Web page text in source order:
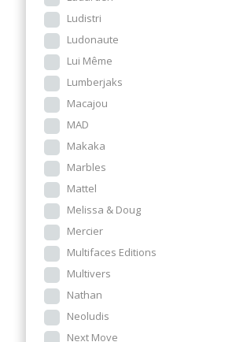
Ludistri
Ludonaute
Lui Même
Lumberjaks
Macajou
MAD
Makaka
Marbles
Mattel
Melissa & Doug
Mercier
Multifaces Editions
Multivers
Nathan
Neoludis
Next Move